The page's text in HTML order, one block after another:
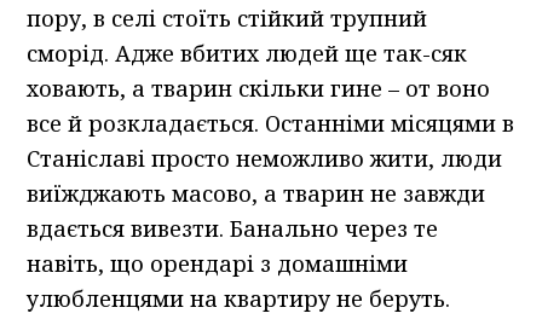
пору, в селі стоїть стійкий трупний
сморід. Адже вбитих людей ще так-сяк
ховають, а тварин скільки гине – от воно
все й розкладається. Останніми місяцями в
Станіславі просто неможливо жити, люди
виїжджають масово, а тварин не завжди
вдається вивезти. Банально через те
навіть, що орендарі з домашніми
улюбленцями на квартиру не беруть.